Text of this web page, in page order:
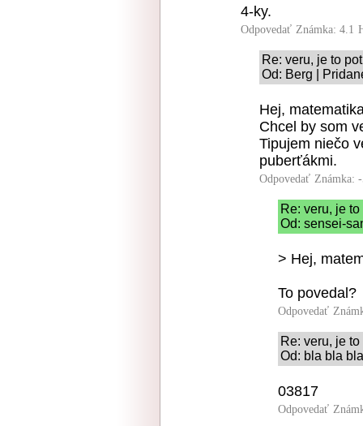
4-ky.
Odpovedať Známka: 4.1
Re: veru, je to
Od: Berg |
Hej,
Chcel by som
Tipujem niečo
puberťákmi.
Odpovedať Známka:
Re: veru, je
Od: sensei-
> Hej,
To povedal?
Odpovedať
Re: veru, je
Od: bla bla
03817
Odpovedať